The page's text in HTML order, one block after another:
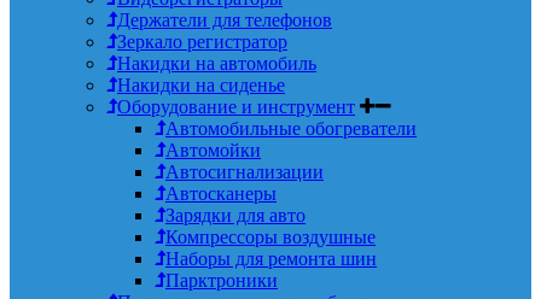
Держатели для телефонов
Зеркало регистратор
Накидки на автомобиль
Накидки на сиденье
Оборудование и инструмент
Автомобильные обогреватели
Автомойки
Автосигнализации
Автосканеры
Зарядки для авто
Компрессоры воздушные
Наборы для ремонта шин
Парктроники